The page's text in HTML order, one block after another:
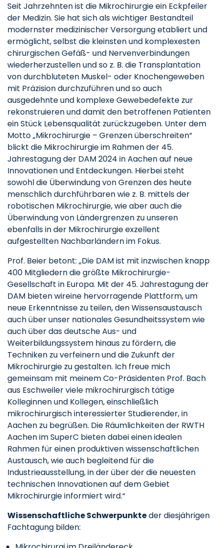
Seit Jahrzehnten ist die Mikrochirurgie ein Eckpfeiler
der Medizin. Sie hat sich als wichtiger Bestandteil
modernster medizinischer Versorgung etabliert und
ermöglicht, selbst die kleinsten und komplexesten
chirurgischen Gefäß- und Nervenverbindungen
wiederherzustellen und so z. B. die Transplantation
von durchbluteten Muskel- oder Knochengeweben
mit Präzision durchzuführen und so auch
ausgedehnte und komplexe Gewebedefekte zur
rekonstruieren und damit den betroffenen Patienten
ein Stück Lebensqualität zurückzugeben. Unter dem
Motto „Mikrochirurgie – Grenzen überschreiten“
blickt die Mikrochirurgie im Rahmen der 45.
Jahrestagung der DAM 2024 in Aachen auf neue
Innovationen und Entdeckungen. Hierbei steht
sowohl die Überwindung von Grenzen des heute
menschlich durchführbaren wie z. B. mittels der
robotischen Mikrochirurgie, wie aber auch die
Überwindung von Ländergrenzen zu unseren
ebenfalls in der Mikrochirurgie exzellent
aufgestellten Nachbarländern im Fokus.
Prof. Beier betont: „Die DAM ist mit inzwischen knapp
400 Mitgliedern die größte Mikrochirurgie-
Gesellschaft in Europa. Mit der 45. Jahrestagung der
DAM bieten wireine hervorragende Plattform, um
neue Erkenntnisse zu teilen, den Wissensaustausch
auch über unser nationales Gesundheitssystem wie
auch über das deutsche Aus- und
Weiterbildungssystem hinaus zu fördern, die
Techniken zu verfeinern und die Zukunft der
Mikrochirurgie zu gestalten. Ich freue mich
gemeinsam mit meinem Co-Präsidenten Prof. Bach
aus Eschweiler viele mikrochirurgisch tätige
Kolleginnen und Kollegen, einschließlich
mikrochirurgisch interessierter Studierender, in
Aachen zu begrüßen. Die Räumlichkeiten der RWTH
Aachen im SuperC bieten dabei einen idealen
Rahmen für einen produktiven wissenschaftlichen
Austausch, wie auch begleitend für die
Industrieausstellung, in der über der die neuesten
technischen Innovationen auf dem Gebiet
Mikrochirurgie informiert wird.“
Wissenschaftliche Schwerpunkteder diesjährigen
Fachtagung bilden: